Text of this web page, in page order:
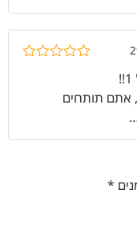
אתם תותחים
*